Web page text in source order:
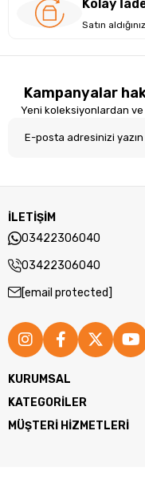
Malzeme:ABS
meditasyon, zaman
Ürün Boyutu:
87 g
Kolay
Satın
Kampanyalar
Yeni koleksiyonlardan
İLETİŞİM
03422306040
03422306040
[email protected]
KURUMSAL
KATEGORİLER
MÜŞTERİ HİZMETLERİ